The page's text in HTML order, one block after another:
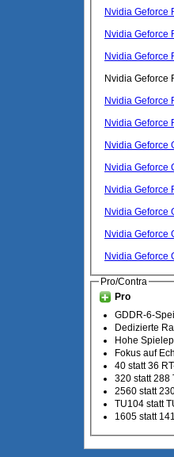
Nvidia Geforce
Nvidia Geforce
Nvidia Geforce
Nvidia Geforce
Nvidia Geforce
Nvidia Geforce
Nvidia Geforce
Nvidia Geforce
Nvidia Geforce
Pro/Contra
Pro
GDDR-6-
Dedizierte
Hohe
Fokus auf
40 statt 36
320 statt 288
2560 statt
TU104 statt
1605 statt